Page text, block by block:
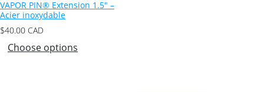
VAPOR PIN® Extension 1.5″ –
Acier inoxydable
$40.00 CAD
Choose options